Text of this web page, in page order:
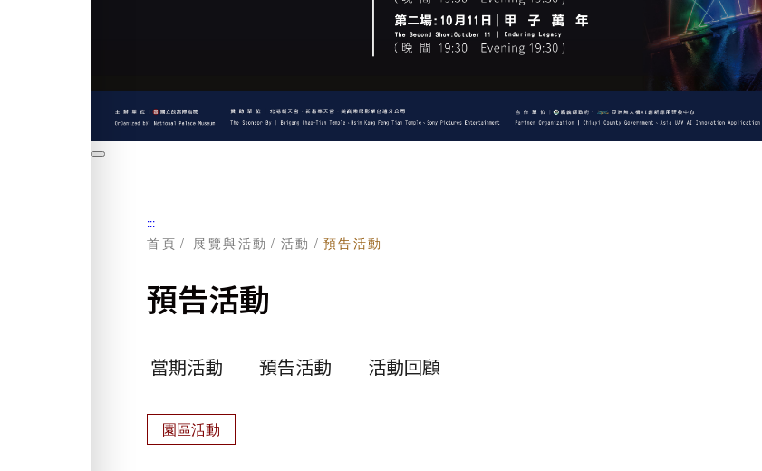
暫
:::
首頁 展覽與活動 活動 預告活動
預告活動
當期活動 預告活動 活動回顧
園區活動